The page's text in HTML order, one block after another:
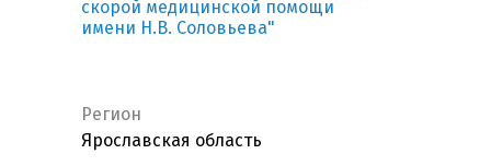
скорой медицинской помощи
имени Н.В. Соловьева"
Регион
Ярославская область